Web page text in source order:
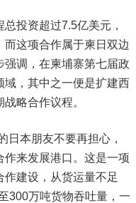
投资超过7.5亿美元，
这项合作属于柬日双边
调，在柬埔寨第七届政
域，其中之一便是扩建西
略合作议程。
日本朋友不要再担心，
来发展港口。这是一项
建设，从货运量不足
300万吨货物吞吐量，一